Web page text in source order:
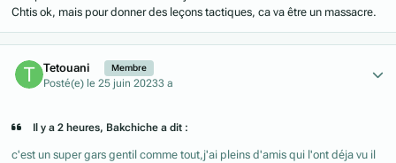
Chtis ok, mais pour donner des leçons tactiques, ca va être un massacre.
Tetouani Membre
Posté(e) le 25 juin 20233 a
Il y a 2 heures, Bakchiche a dit :
c'est un super gars gentil comme tout,j'ai pleins d'amis qui l'ont déja vu il